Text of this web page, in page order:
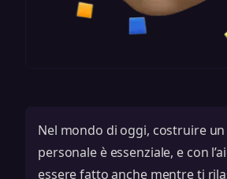
Nel mondo di oggi, costruire
personale è essenziale, e con
essere fatto anche mentre ti